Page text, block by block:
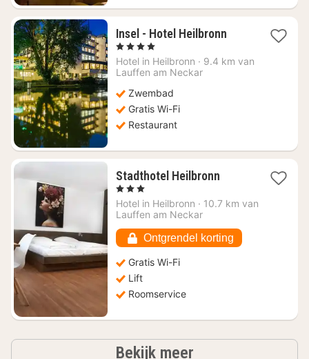
Insel - Hotel Heilbronn1
vanaf
, 4 Sterren
Hotel in Heilbronn · 9.4 km van
Lauffen am Neckar
Zwembad
Gratis Wi-Fi
Restaurant
Stadthotel Heilbronn1
vanaf
, 3 Sterren
Hotel in Heilbronn · 10.7 km van
Lauffen am Neckar
Ontgrendel korting
Gratis Wi-Fi
Lift
Roomservice
Bekijk meerhotels